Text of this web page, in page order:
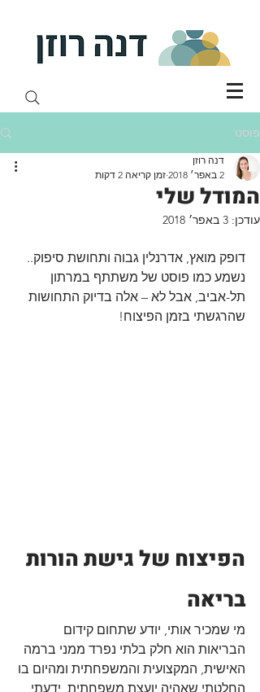
פוסט
המודל שלי
דנה רוזן
2 באפר׳ 2018
זמן קריאה 2 דקות
עודכן: 3 באפר׳ 2018
דופק מואץ, אדרנלין גבוה ותחושת סיפוק..
נשמע כמו פוסט של משתתף במרתון
תל-אביב, אבל לא – אלה בדיוק התחושות
שהרגשתי בזמן הפיצוח!
הפיצוח של גישת הורות
בריאה
מי שמכיר אותי, יודע שתחום קידום
הבריאות הוא חלק בלתי נפרד ממני ברמה
האישית, המקצועית והמשפחתית ומהיום בו
החלטתי שאהיה יועצת משפחתית, ידעתי